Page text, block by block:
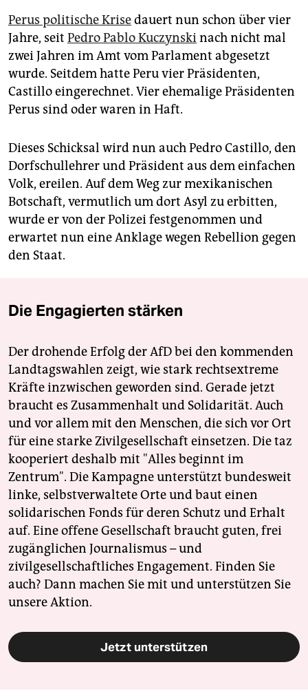
Perus politische Krisedauert nun schon über vier
Jahre, seit Pedro Pablo Kuczynskinach nicht mal
zwei Jahren im Amt vom Parlament abgesetzt
wurde. Seitdem hatte Peru vier Präsidenten,
Castillo eingerechnet. Vier ehemalige Präsidenten
Perus sind oder waren in Haft.
Dieses Schicksal wird nun auch Pedro Castillo, den
Dorfschullehrer und Präsident aus dem einfachen
Volk, ereilen. Auf dem Weg zur mexikanischen
Botschaft, vermutlich um dort Asyl zu erbitten,
wurde er von der Polizei festgenommen und
erwartet nun eine Anklage wegen Rebellion gegen
den Staat.
Die Engagierten stärken
Der drohende Erfolg der AfD bei den kommenden
Landtagswahlen zeigt, wie stark rechtsextreme
Kräfte inzwischen geworden sind. Gerade jetzt
braucht es Zusammenhalt und Solidarität. Auch
und vor allem mit den Menschen, die sich vor Ort
für eine starke Zivilgesellschaft einsetzen. Die taz
kooperiert deshalb mit "Alles beginnt im
Zentrum". Die Kampagne unterstützt bundesweit
linke, selbstverwaltete Orte und baut einen
solidarischen Fonds für deren Schutz und Erhalt
auf. Eine offene Gesellschaft braucht guten, frei
zugänglichen Journalismus – und
zivilgesellschaftliches Engagement. Finden Sie
auch? Dann machen Sie mit und unterstützen Sie
unsere Aktion.
Jetzt unterstützen